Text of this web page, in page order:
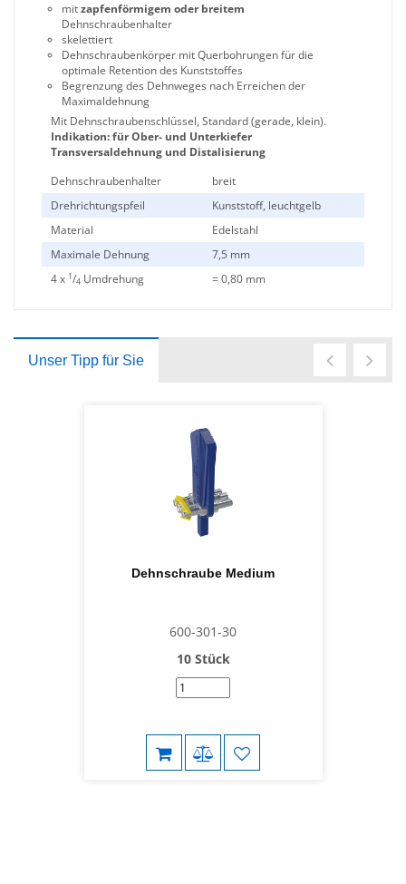
mitzapfenförmigem oder breitem
Dehnschraubenhalter
skelettiert
Dehnschraubenkörper mit Querbohrungen für die
optimale Retention des Kunststoffes
Begrenzung des Dehnweges nach Erreichen der
Maximaldehnung
Mit Dehnschraubenschlüssel, Standard (gerade, klein).
Indikation: für Ober- und Unterkiefer
Transversaldehnung und Distalisierung
Dehnschraubenhalter
breit
Drehrichtungspfeil
Kunststoff, leuchtgelb
Material
Edelstahl
Maximale Dehnung
7,5 mm
4 x 1/4 Umdrehung = 0,80 mm
Unser Tipp für Sie
Dehnschraube Medium
600-301-30
10 Stück